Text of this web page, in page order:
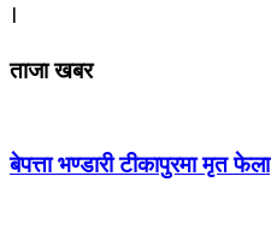
।
ताजा खबर
बेपत्ता भण्डारी टीकापुरमा मृत फेला